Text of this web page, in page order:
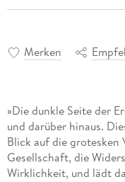
Merken
»Die dunkle Seite der
und darüber hinaus.
Blick auf die grotesken
Gesellschaft, die
Wirklichkeit, und lädt